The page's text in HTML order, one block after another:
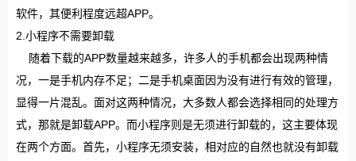
软件，其便利程度远超APP。
2.小程序不需要卸载
随着下载的APP数量越来越多，许多人的手机都会出现两种情
况，一是手机内存不足；二是手机桌面因为没有进行有效的管理，
显得一片混乱。面对这两种情况，大多数人都会选择相同的处理方
式，那就是卸载APP。而小程序则是无须进行卸载的，这主要体现
在两个方面。首先，小程序无须安装，相对应的自然也就没有卸载